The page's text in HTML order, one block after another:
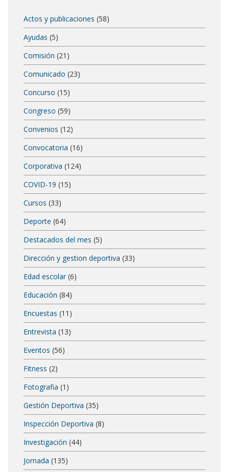
Actos y publicaciones (58)
Ayudas (5)
Comisión (21)
Comunicado (23)
Concurso (15)
Congreso (59)
Convenios (12)
Convocatoria (16)
Corporativa (124)
COVID-19 (15)
Cursos (33)
Deporte (64)
Destacados del mes (5)
Dirección y gestion deportiva (33)
Edad escolar (6)
Educación (84)
Encuestas (11)
Entrevista (13)
Eventos (56)
Fitness (2)
Fotografia (1)
Gestión Deportiva (35)
Inspección Deportiva (8)
Investigación (44)
Jornada (135)